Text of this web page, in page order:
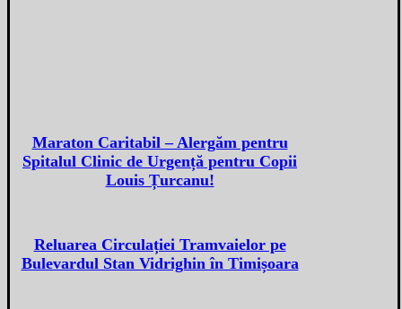
Maraton Caritabil – Alergăm pentru
Spitalul Clinic de Urgență pentru Copii
Louis Țurcanu!
Reluarea Circulației Tramvaielor pe
Bulevardul Stan Vidrighin în Timișoara